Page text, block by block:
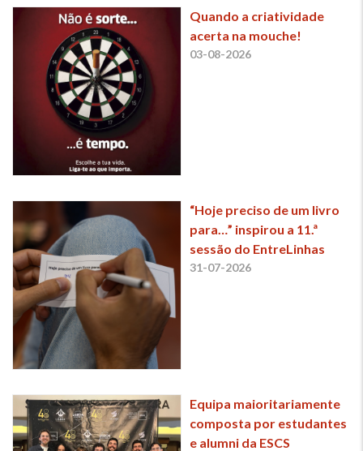
Quando a criatividade
acerta na mouche!
03-08-2026
“Hoje preciso de um livro
para…” inspirou a 11.ª
sessão do EntreLinhas
31-07-2026
Equipa maioritariamente
composta por estudantes
e alumni da ESCS